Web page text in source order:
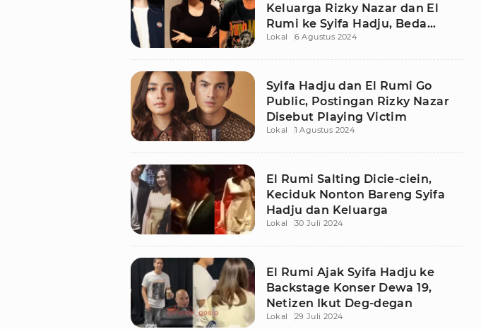
Keluarga Rizky Nazar dan El
Rumi ke Syifa Hadju, Beda
Banget
Lokal 6 Agustus 2024
Syifa Hadju dan El Rumi Go
Public, Postingan Rizky Nazar
Disebut Playing Victim
Lokal 1 Agustus 2024
El Rumi Salting Dicie-ciein,
Keciduk Nonton Bareng Syifa
Hadju dan Keluarga
Lokal 30 Juli 2024
El Rumi Ajak Syifa Hadju ke
Backstage Konser Dewa 19,
Netizen Ikut Deg-degan
Lokal 29 Juli 2024